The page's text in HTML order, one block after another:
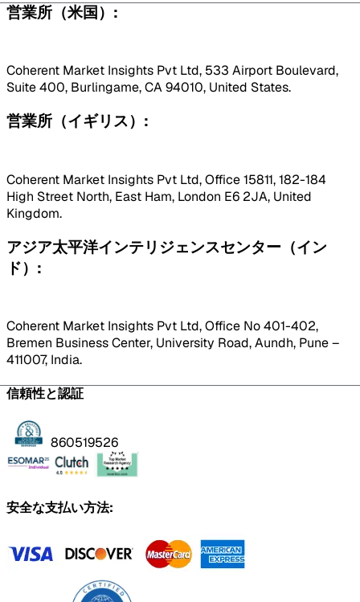
営業所（米国）:
Coherent Market Insights Pvt Ltd, 533 Airport Boulevard,
Suite 400, Burlingame, CA 94010, United States.
営業所（イギリス）:
Coherent Market Insights Pvt Ltd, Office 15811, 182-184
High Street North, East Ham, London E6 2JA, United
Kingdom.
アジア太平洋インテリジェンスセンター（イン
ド）:
Coherent Market Insights Pvt Ltd, Office No 401-402,
Bremen Business Center, University Road, Aundh, Pune –
411007, India.
信頼性と認証
860519526
安全な支払い方法: